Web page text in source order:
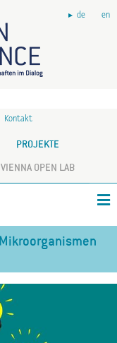
de en
Kontakt
PROJEKTE
VIENNA OPEN LAB